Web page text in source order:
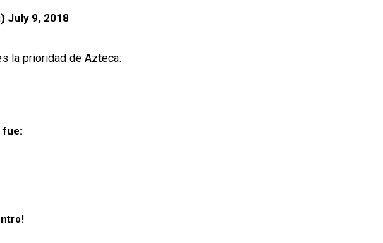
July 9, 2018
la prioridad de Azteca:
fue: